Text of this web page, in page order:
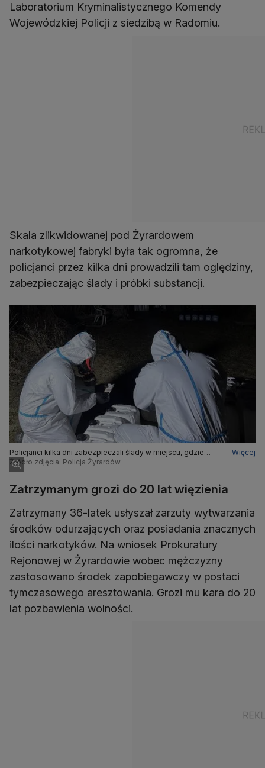
Laboratorium Kryminalistycznego Komendy
Wojewódzkiej Policji z siedzibą w Radomiu.
Skala zlikwidowanej pod Żyrardowem
narkotykowej fabryki była tak ogromna, że
policjanci przez kilka dni prowadzili tam oględziny,
zabezpieczając ślady i próbki substancji.
Policjanci kilka dni zabezpieczali ślady w miejscu, gdzie
działało narkotykowe laboratorium
Więcej
Źródło zdjęcia: Policja Żyrardów
Zatrzymanym grozi do 20 lat więzienia
Zatrzymany 36-latek usłyszał zarzuty wytwarzania
środków odurzających oraz posiadania znacznych
ilości narkotyków. Na wniosek Prokuratury
Rejonowej w Żyrardowie wobec mężczyzny
zastosowano środek zapobiegawczy w postaci
tymczasowego aresztowania. Grozi mu kara do 20
lat pozbawienia wolności.